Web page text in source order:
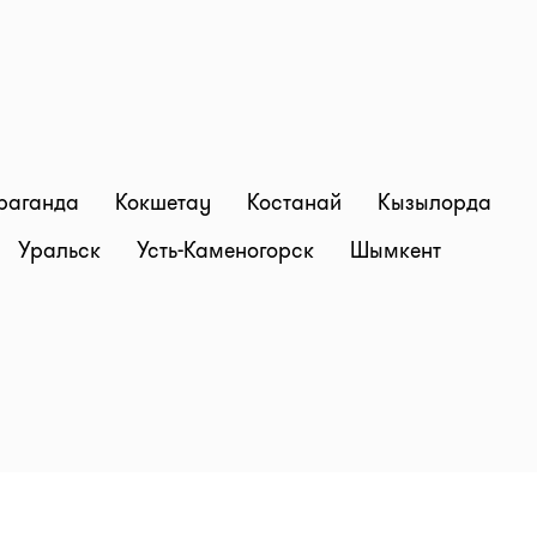
Кокшетау Костанай
Кызылорда
Уральск Усть-Каменогорск
Шымкент